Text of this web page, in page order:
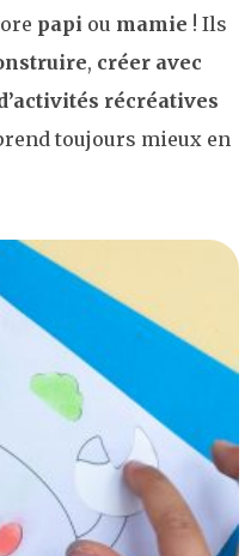
papi ou mamie ! Ils
, créer avec
récréatives
toujours mieux en